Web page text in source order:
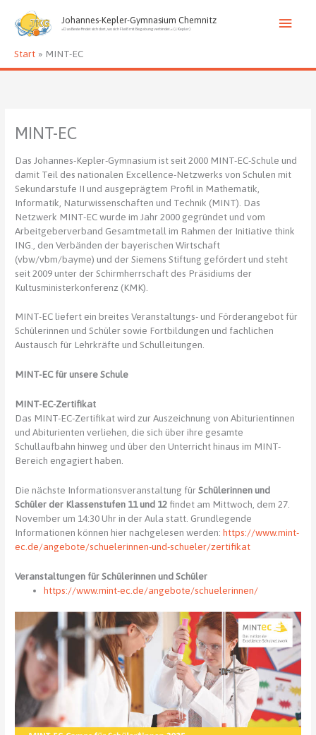
Inhalt
springen
Johannes-Kepler-Gymnasium Chemnitz
»Das Beste findet sich dort, wo sich Fleiß mit Begabung verbindet.« (J. Kepler)
Start MINT-EC
MINT-EC
Das Johannes-Kepler-Gymnasium ist seit 2000 MINT-EC-Schule und
damit Teil des nationalen Excellence-Netzwerks von Schulen mit
Sekundarstufe II und ausgeprägtem Profil in Mathematik,
Informatik, Naturwissenschaften und Technik (MINT). Das
Netzwerk MINT-EC wurde im Jahr 2000 gegründet und vom
Arbeitgeberverband Gesamtmetall im Rahmen der Initiative think
ING., den Verbänden der bayerischen Wirtschaft
(vbw/vbm/bayme) und der Siemens Stiftung gefördert und steht
seit 2009 unter der Schirmherrschaft des Präsidiums der
Kultusministerkonferenz (KMK).
MINT-EC liefert ein breites Veranstaltungs- und Förderangebot für
Schülerinnen und Schüler sowie Fortbildungen und fachlichen
Austausch für Lehrkräfte und Schulleitungen.
MINT-EC für unsere Schule
MINT-EC-Zertifikat
Das MINT-EC-Zertifikat wird zur Auszeichnung von Abiturientinnen
und Abiturienten verliehen, die sich über ihre gesamte
Schullaufbahn hinweg und über den Unterricht hinaus im MINT-
Bereich engagiert haben.
Die nächste Informationsveranstaltung fürSchülerinnen und
Schüler der Klassenstufen 11 und 12 findet am Mittwoch, dem 27.
November um 14:30 Uhr in der Aula statt. Grundlegende
Informationen können hier nachgelesen werden:https://www.mint-
ec.de/angebote/schuelerinnen-und-schueler/zertifikat
Veranstaltungen für Schülerinnen und Schüler
https://www.mint-ec.de/angebote/schuelerinnen/